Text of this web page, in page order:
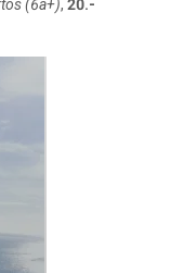
(6a+), 20.-